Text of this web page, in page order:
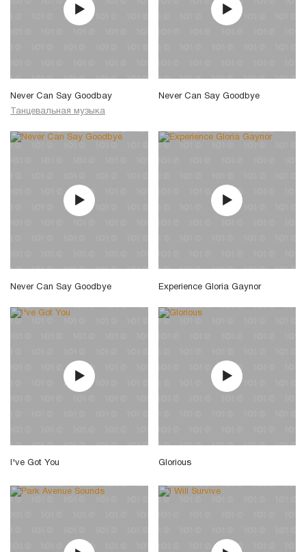
Never Can Say Goodbay
Танцевальная музыка
Never Can Say Goodbye
Never Can Say Goodbye Experience Gloria Gaynor
I've Got You Glorious